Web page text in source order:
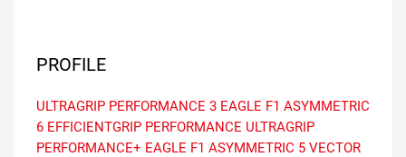
PROFILE
ULTRAGRIP PERFORMANCE 3 EAGLE F1 ASYMMETRIC
6 EFFICIENTGRIP PERFORMANCE ULTRAGRIP
PERFORMANCE+ EAGLE F1 ASYMMETRIC 5 VECTOR